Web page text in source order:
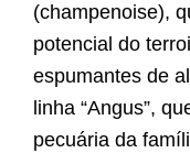
(champenoise),
potencial do
espumantes de
linha “Angus”,
pecuária da